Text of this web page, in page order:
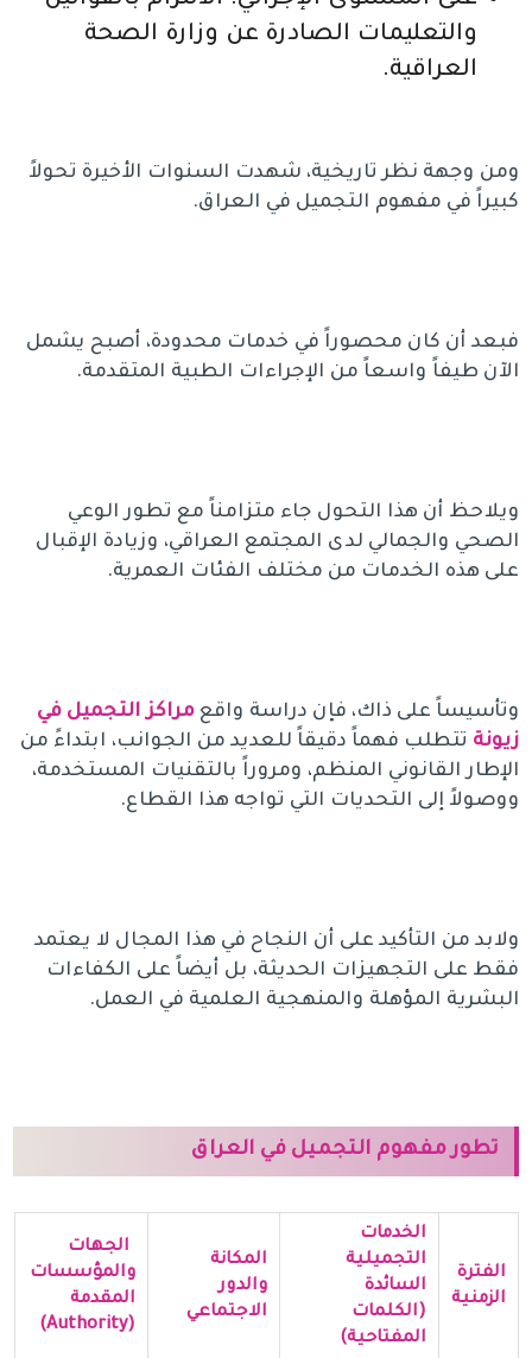
والتعليمات الصادرة عن وزارة الصحة
العراقية.
ومن وجهة نظر تاريخية، شهدت السنوات الأخيرة تحولاً
كبيراً في مفهوم التجميل في العراق.
فبعد أن كان محصوراً في خدمات محدودة، أصبح يشمل
الآن طيفاً واسعاً من الإجراءات الطبية المتقدمة.
ويلاحظ أن هذا التحول جاء متزامناً مع تطور الوعي
الصحي والجمالي لدى المجتمع العراقي، وزيادة الإقبال
على هذه الخدمات من مختلف الفئات العمرية.
وتأسيساً على ذاك، فإن دراسة واقعمراكز التجميل في
زيونة تتطلب فهماً دقيقاً للعديد من الجوانب، ابتداءً من
الإطار القانوني المنظم، ومروراً بالتقنيات المستخدمة،
ووصولاً إلى التحديات التي تواجه هذا القطاع.
ولابد من التأكيد على أن النجاح في هذا المجال لا يعتمد
فقط على التجهيزات الحديثة، بل أيضاً على الكفاءات
البشرية المؤهلة والمنهجية العلمية في العمل.
تطور مفهوم التجميل في العراق
الفترة
الزمنية
الخدمات
التجميلية
السائدة
(الكلمات
المفتاحية)
المكانة
والدور
الاجتماعي
الجهات
والمؤسسات
المقدمة
(
Authority
)